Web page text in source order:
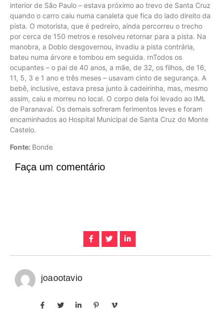
interior de São Paulo – estava próximo ao trevo de Santa Cruz
quando o carro caiu numa canaleta que fica do lado direito da
pista. O motorista, que é pedreiro, ainda percorreu o trecho
por cerca de 150 metros e resolveu retornar para a pista. Na
manobra, a Doblo desgovernou, invadiu a pista contrária,
bateu numa árvore e tombou em seguida. rnTodos os
ocupantes – o pai de 40 anos, a mãe, de 32, os filhos, de 16,
11, 5, 3 e 1 ano e três meses – usavam cinto de segurança. A
bebê, inclusive, estava presa junto à cadeirinha, mas, mesmo
assim, caiu e morreu no local. O corpo dela foi levado ao IML
de Paranavaí. Os demais sofreram ferimentos leves e foram
encaminhados ao Hospital Municipal de Santa Cruz do Monte
Castelo.
Fonte: Bonde
Faça um comentário
joaootavio